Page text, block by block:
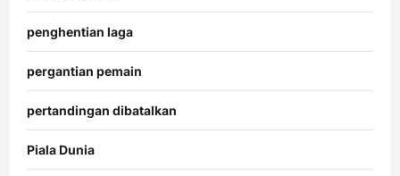
penghentian laga
pergantian pemain
pertandingan dibatalkan
Piala Dunia